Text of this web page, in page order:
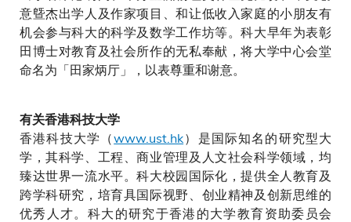
意曁杰出学人及作家项目、和让低收入家庭的小朋友有
机会参与科大的科学及数学工作坊等。科大早年为表彰
田博士对教育及社会所作的无私奉献，将大学中心会堂
命名为「田家炳厅」，以表尊重和谢意。
有关香港科技大学
香港科技大学（www.ust.hk）是国际知名的研究型大
学，其科学、工程、商业管理及人文社会科学领域，均
臻达世界一流水平。科大校园国际化，提供全人教育及
跨学科研究，培育具国际视野、创业精神及创新思维的
优秀人才。科大的研究于香港的大学教育资助委员会